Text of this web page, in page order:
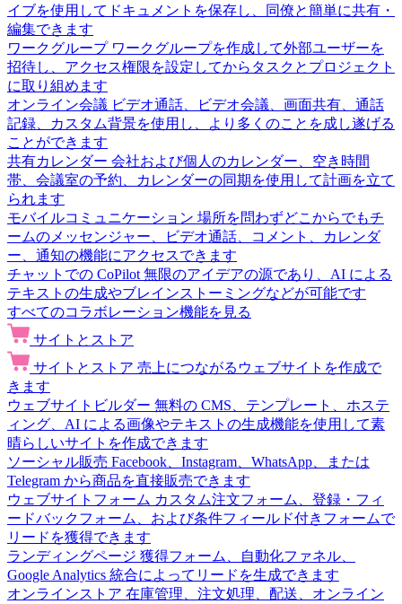
イブを使用してドキュメントを保存し、同僚と簡単に共有・
編集できます
ワークグループ ワークグループを作成して外部ユーザーを
招待し、アクセス権限を設定してからタスクとプロジェクト
に取り組めます
オンライン会議 ビデオ通話、ビデオ会議、画面共有、通話
記録、カスタム背景を使用し、より多くのことを成し遂げる
ことができます
共有カレンダー 会社および個人のカレンダー、空き時間
帯、会議室の予約、カレンダーの同期を使用して計画を立て
られます
モバイルコミュニケーション 場所を問わずどこからでもチ
ームのメッセンジャー、ビデオ通話、コメント、カレンダ
ー、通知の機能にアクセスできます
チャットでの CoPilot 無限のアイデアの源であり、AI による
テキストの生成やブレインストーミングなどが可能です
すべてのコラボレーション機能を見る
サイトとストア
サイトとストア 売上につながるウェブサイトを作成で
きます
ウェブサイトビルダー 無料の CMS、テンプレート、ホステ
ィング、AI による画像やテキストの生成機能を使用して素
晴らしいサイトを作成できます
ソーシャル販売 Facebook、Instagram、WhatsApp、または
Telegram から商品を直接販売できます
ウェブサイトフォーム カスタム注文フォーム、登録・フィ
ードバックフォーム、および条件フィールド付きフォームで
リードを獲得できます
ランディングページ 獲得フォーム、自動化ファネル、
Google Analytics 統合によってリードを生成できます
オンラインストア 在庫管理、注文処理、配送、オンライン